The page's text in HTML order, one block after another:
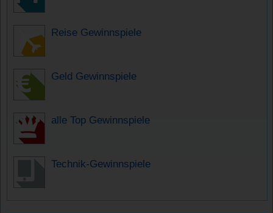
Reise Gewinnspiele
Geld Gewinnspiele
alle Top Gewinnspiele
Technik-Gewinnspiele